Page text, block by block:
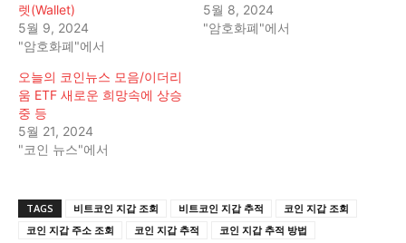
렛(Wallet)
5월 9, 2024
"암호화폐"에서
5월 8, 2024
"암호화폐"에서
오늘의 코인뉴스 모음/이더리
움 ETF 새로운 희망속에 상승
중 등
5월 21, 2024
"코인 뉴스"에서
TAGS 비트코인 지갑 조회 비트코인 지갑 추적
코인 지갑 조회
코인 지갑 주소 조회
코인 지갑 추적
코인 지갑 추적 방법